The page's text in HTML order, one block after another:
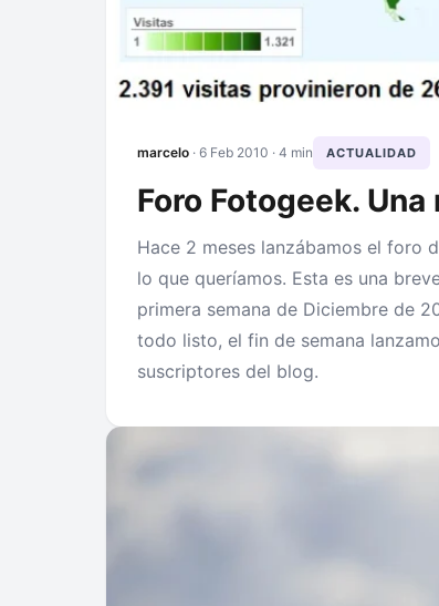
marcelo · 6 Feb 2010 · 4 min ACTUALIDAD
Foro Fotogeek.
Hace 2 meses lanzábamos el foro
lo que queríamos. Esta es una
primera semana de Diciembre de
todo listo, el fin de semana
suscriptores del blog.